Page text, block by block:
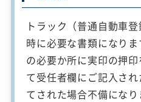
トラック（普通自動車
時に必要な書類になり
の必要か所に実印の押
て受任者欄にご記入さ
てされた場合不備にな